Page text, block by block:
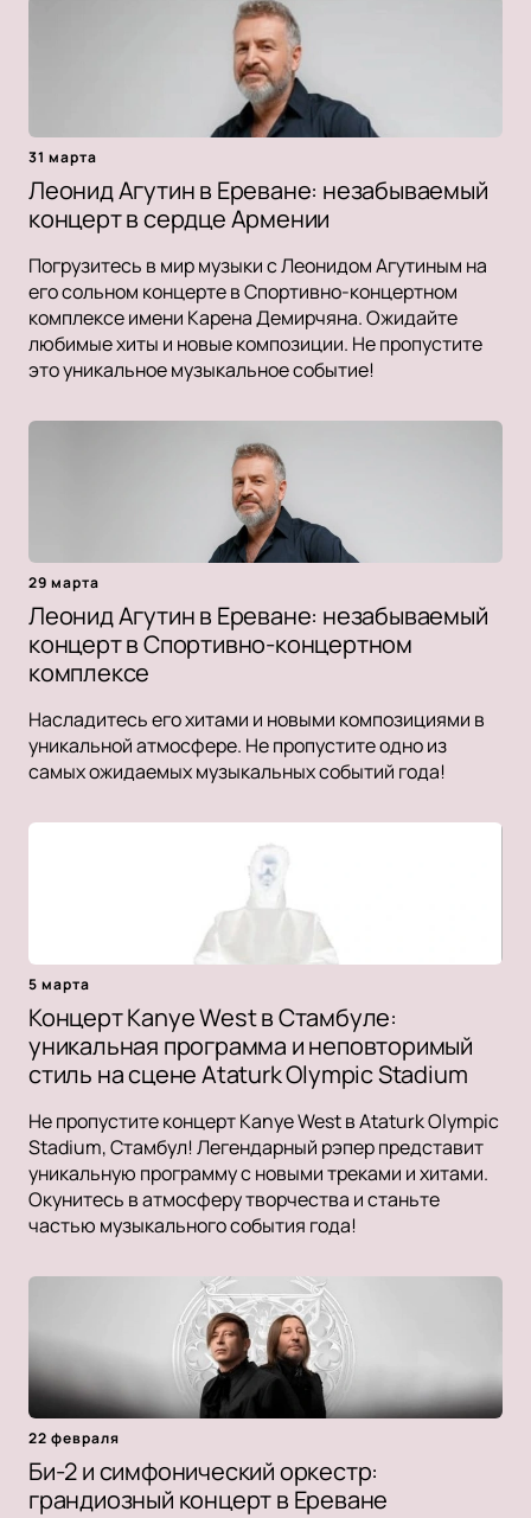
31 марта
Леонид Агутин в Ереване: незабываемый
концерт в сердце Армении
Погрузитесь в мир музыки с Леонидом Агутиным на
его сольном концерте в Спортивно-концертном
комплексе имени Карена Демирчяна. Ожидайте
любимые хиты и новые композиции. Не пропустите
это уникальное музыкальное событие!
29 марта
Леонид Агутин в Ереване: незабываемый
концерт в Спортивно-концертном
комплексе
Насладитесь его хитами и новыми композициями в
уникальной атмосфере. Не пропустите одно из
самых ожидаемых музыкальных событий года!
5 марта
Концерт Kanye West в Стамбуле:
уникальная программа и неповторимый
стиль на сцене Ataturk Olympic Stadium
Не пропустите концерт Kanye West в Ataturk Olympic
Stadium, Стамбул! Легендарный рэпер представит
уникальную программу с новыми треками и хитами.
Окунитесь в атмосферу творчества и станьте
частью музыкального события года!
22 февраля
Би-2 и симфонический оркестр:
грандиозный концерт в Ереване